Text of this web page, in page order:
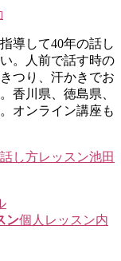
導して40年の話し
。人前で話す時の
つり、汗かきでお
香川県、徳島県、
オンライン講座も
ン個人レッスン内